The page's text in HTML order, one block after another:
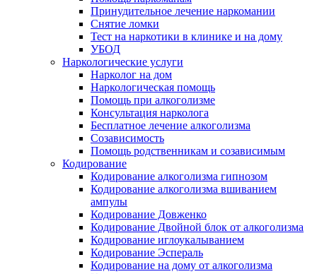
Принудительное лечение наркомании
Снятие ломки
Тест на наркотики в клинике и на дому
УБОД
Наркологические услуги
Нарколог на дом
Наркологическая помощь
Помощь при алкоголизме
Консультация нарколога
Бесплатное лечение алкоголизма
Созависимость
Помощь родственникам и созависимым
Кодирование
Кодирование алкоголизма гипнозом
Кодирование алкоголизма вшиванием
ампулы
Кодирование Довженко
Кодирование Двойной блок от алкоголизма
Кодирование иглоукалыванием
Кодирование Эспераль
Кодирование на дому от алкоголизма